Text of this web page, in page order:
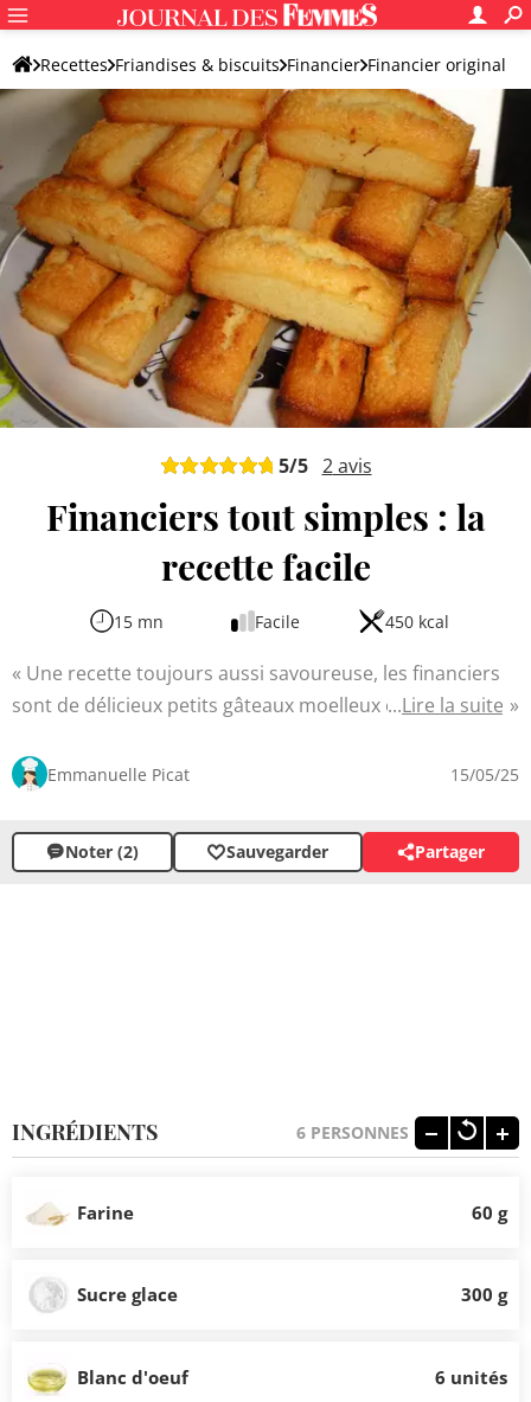
Recettes Friandises & biscuits Financier Financier original
5/5 2avis
Financiers tout simples : la
recette facile
15 mn Facile 450 kcal
Une recette toujours aussi savoureuse, les financiers
sont de délicieux petits gâteaux moelleux et fondants,
recette facile vous permettra de réaliser en un tour de
d'amande et au parfum envoûtant. Avec leur jolie forme
rectangulaire caractéristique, ces petites pâtisseries
Lire la suite
Emmanuelle Picat 15/05/25
Noter (2) Sauvegarder Partager
INGRÉDIENTS 6 PERSONNES
Farine 60 g
Sucre glace 300 g
Blanc d'oeuf 6 unités